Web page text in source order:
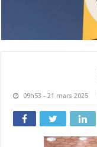
09h53 - 21 mars 2025